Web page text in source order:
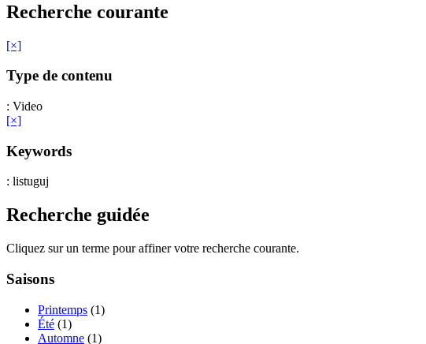
Recherche courante
[×]
Type de contenu
: Video
[×]
Keywords
: listuguj
Recherche guidée
Cliquez sur un terme pour affiner votre recherche courante.
Saisons
Printemps (1)
Été (1)
Automne (1)